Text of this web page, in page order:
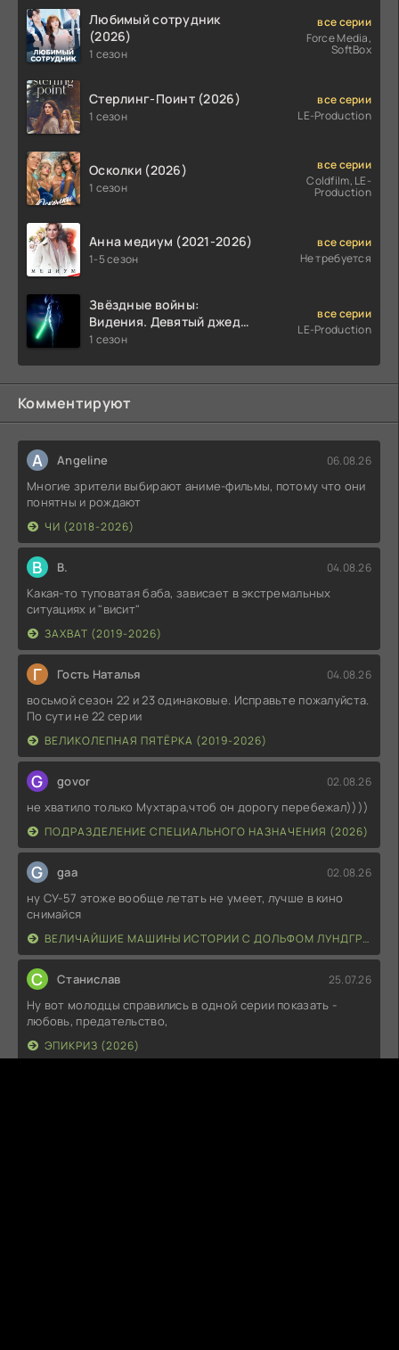
Любимый сотрудник
(2026)
1 сезон
все серии
Force Media,
SoftBox
Стерлинг-Поинт (2026)
1 сезон
все серии
LE-Production
Осколки (2026)
1 сезон
все серии
Coldfilm, LE-
Production
Анна медиум (2021-2026)
1-5 сезон
все серии
Не требуется
Звёздные войны:
Видения. Девятый джедай
(2026)
1 сезон
все серии
LE-Production
Комментируют
A Angeline 06.08.26
Многие зрители выбирают аниме-фильмы, потому что они
понятны и рождают
ЧИ (2018-2026)
В В. 04.08.26
Какая-то туповатая баба, зависает в экстремальных
ситуациях и "висит"
ЗАХВАТ (2019-2026)
Г Гость Наталья 04.08.26
восьмой сезон 22 и 23 одинаковые. Исправьте пожалуйста.
По сути не 22 серии
ВЕЛИКОЛЕПНАЯ ПЯТЁРКА (2019-2026)
G govor 02.08.26
не хватило только Мухтара,чтоб он дорогу перебежал))))
ПОДРАЗДЕЛЕНИЕ СПЕЦИАЛЬНОГО НАЗНАЧЕНИЯ (2026)
G gaa 02.08.26
ну СУ-57 этоже вообще летать не умеет, лучше в кино
снимайся
ВЕЛИЧАЙШИЕ МАШИНЫ ИСТОРИИ С ДОЛЬФОМ ЛУНДГРЕНОМ (2026)
С Станислав 25.07.26
Ну вот молодцы справились в одной серии показать -
любовь, предательство,
ЭПИКРИЗ (2026)